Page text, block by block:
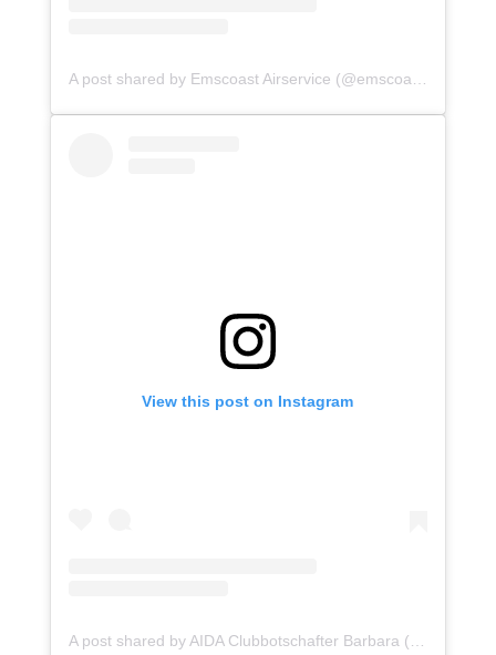
View this post on Instagram